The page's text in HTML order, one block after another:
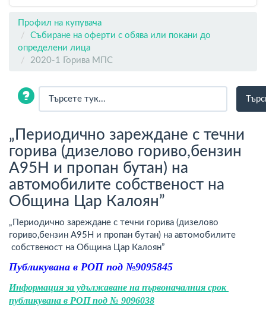
Профил на купувача
Събиране на оферти с обява или покани до
определени лица
2020-1 Горива МПС
„Периодично зареждане с течни
горива (дизелово гориво,бензин
А95H и пропан бутан) на
автомобилите собственост на
Община Цар Калоян”
„Периодично зареждане с течни горива (дизелово
гориво,бензин А95H и пропан бутан) на автомобилите
собственост на Община Цар Калоян”
Публикувана в РОП под №9095845
Информация за удължаване на първоначалния срок
публикувана в РОП под № 9096038